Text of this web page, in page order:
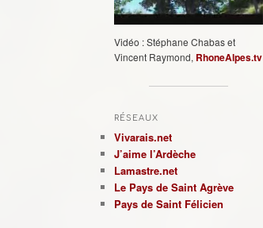
Vidéo : Stéphane Chabas et
Vincent Raymond, RhoneAlpes.tv
RÉSEAUX
Vivarais.net
J’aime l’Ardèche
Lamastre.net
Le Pays de Saint Agrève
Pays de Saint Félicien